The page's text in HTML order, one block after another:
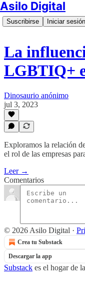
Asilo Digital
Suscribirse Iniciar sesión
La
LGBTIQ+
Dinosaurio anónimo
jul 3, 2023
Exploramos la relación
el rol de las empresas
Leer →
Comentarios
© 2026 Asilo Digital ·
Crea tu Substack
Descargar la app
Substack es el hogar de